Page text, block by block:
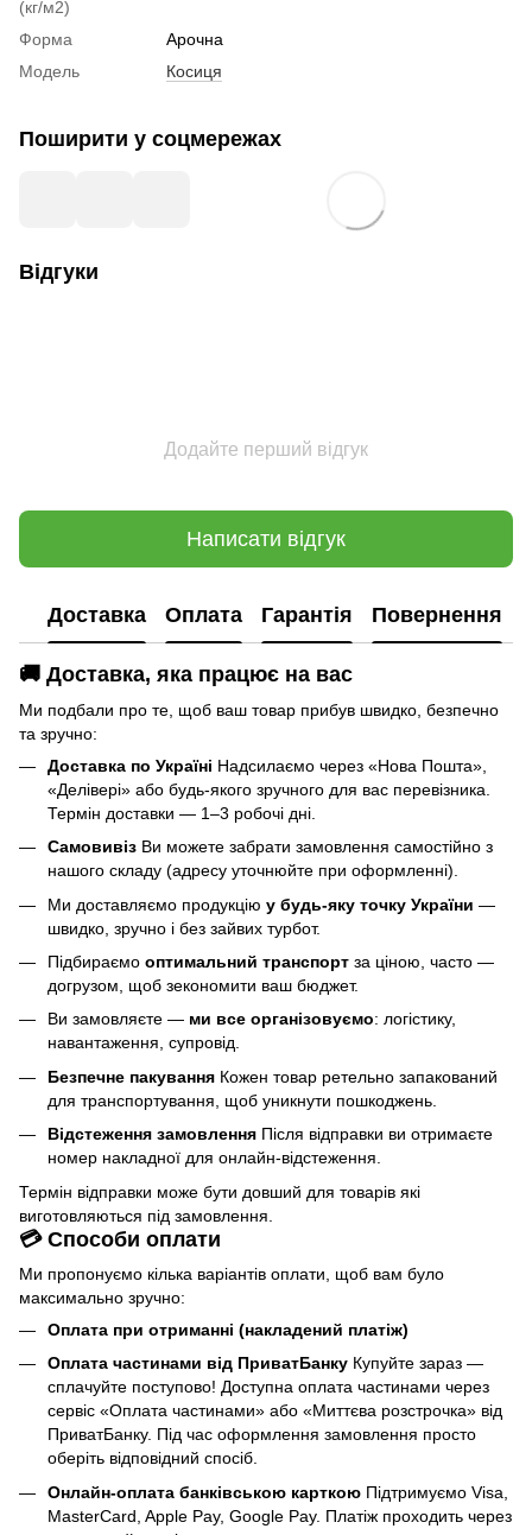
(кг/м2)
Форма
Арочна
Модель
Косиця
Поширити у соцмережах
Відгуки
Додайте перший відгук
Написати відгук
Доставка Оплата Гарантія Повернення
🚚 Доставка, яка працює на вас
Ми подбали про те, щоб ваш товар прибув швидко, безпечно
та зручно:
Доставка по Україні Надсилаємо через «Нова Пошта»,
«Делівері» або будь-якого зручного для вас перевізника.
Термін доставки — 1–3 робочі дні.
Самовивіз Ви можете забрати замовлення самостійно з
нашого складу (адресу уточнюйте при оформленні).
Ми доставляємо продукцію у будь-яку точку України —
швидко, зручно і без зайвих турбот.
Підбираємо оптимальний транспорт за ціною, часто —
догрузом, щоб зекономити ваш бюджет.
Ви замовляєте — ми все організовуємо: логістику,
навантаження, супровід.
Безпечне пакування Кожен товар ретельно запакований
для транспортування, щоб уникнути пошкоджень.
Відстеження замовлення Після відправки ви отримаєте
номер накладної для онлайн-відстеження.
Термін відправки може бути довший для товарів які
виготовляються під замовлення.
💳 Способи оплати
Ми пропонуємо кілька варіантів оплати, щоб вам було
максимально зручно:
Оплата при отриманні (накладений платіж)
Оплата частинами від ПриватБанку Купуйте зараз —
сплачуйте поступово! Доступна оплата частинами через
сервіс «Оплата частинами» або «Миттєва розстрочка» від
ПриватБанку. Під час оформлення замовлення просто
оберіть відповідний спосіб.
Онлайн-оплата банківською карткою Підтримуємо Visa,
MasterCard, Apple Pay, Google Pay. Платіж проходить через